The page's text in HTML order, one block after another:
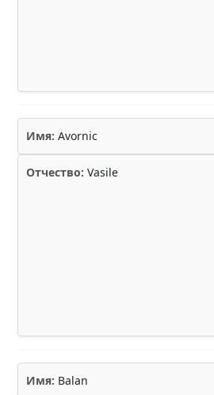
Имя: Avornic
Отчество: Vasile
Имя: Balan